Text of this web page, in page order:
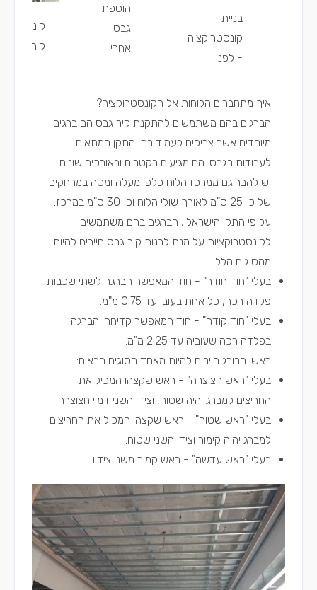
בניית
קונסטרוקציה
- לפני
הוספת
גבס -
אחרי
קיר גבס
איך מתחברים הלוחות אל הקונסטרוקציה?
הברגים בהם משתמשים להתקנת קיר גבס הם ברגים
מיוחדים אשר צריכים לעמוד בתו התקן המתאים
לעבודות בגבס. הם מגיעים בקטרים ובאורכים שונים.
יש להבריגם ממרכז הלוח כלפי מעלה ומטה במרחקים
של כ-25 ס"מ לאורך שולי הלוח וכ-30 ס"מ במרכז.
על פי התקן הישראלי, הברגים בהם משתמשים
לקונסטרוקציות על מנת לבנות קיר גבס חייבים להיות
מהסוגים הללו:
בעלי "חוד חודר" - חוד המאפשר הברגה לשתי שכבות
פלדה רכה, כל אחת בעובי עד 0.75 מ"מ.
בעלי "חוד קודח" - חוד המאפשר קדיחה והברגה
בפלדה רכה שעוביה עד 2.25 מ"מ.
ראשי הבורג חייבים להיות מאחד הסוגים הבאים:
בעלי "ראש חצוצרה" - ראש שקצהו המכיל את
החריצים למברג יהיה שטוח, וצידו השני דמוי חצוצרה.
בעלי "ראש שטוח" - ראש שקצהו המכיל את החריצים
למברג יהיה קימור וצידו השני שטוח.
בעלי "ראש עדשה" - ראש קמור משני צידיו.